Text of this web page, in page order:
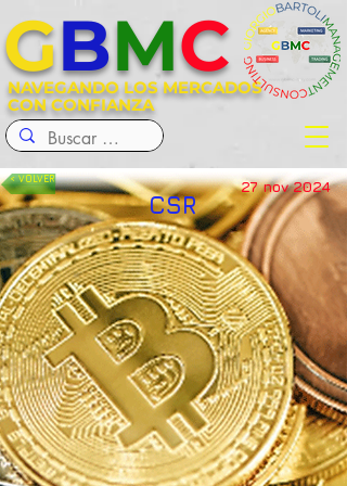
NAVEGANDO LOS MERCADOS
CON CONFIANZA
GBMC
< VOLVER
CSR
27 nov 2024